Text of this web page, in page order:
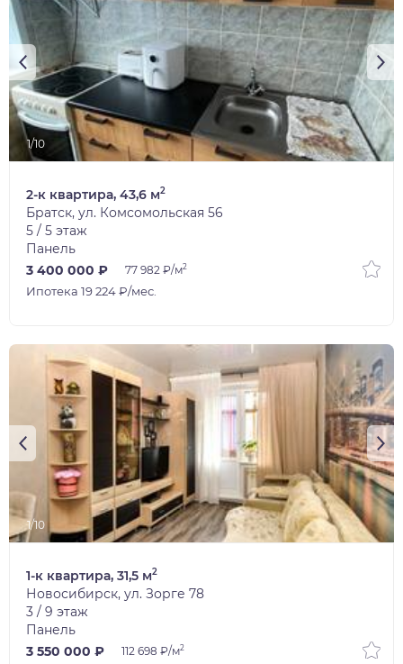
1/10
2-к квартира, 43,6 м2
Братск, ул. Комсомольская 56
5 / 5 этаж
Панель
3 400 000 ₽
77 982 ₽/м2
Ипотека 19 224 ₽/мес.
1/10
1-к квартира, 31,5 м2
Новосибирск, ул. Зорге 78
3 / 9 этаж
Панель
3 550 000 ₽
112 698 ₽/м2